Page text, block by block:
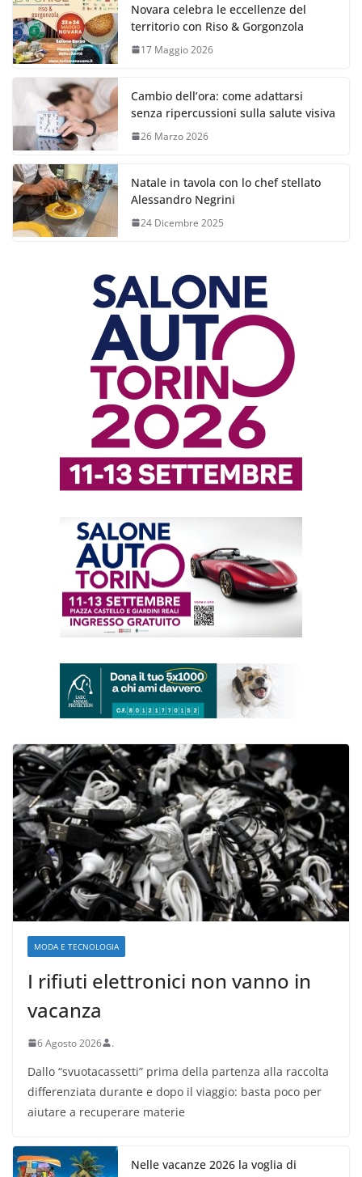
Novara celebra le eccellenze del
territorio con Riso & Gorgonzola
17 Maggio 2026
Cambio dell’ora: come adattarsi
senza ripercussioni sulla salute visiva
26 Marzo 2026
Natale in tavola con lo chef stellato
Alessandro Negrini
24 Dicembre 2025
MODA E TECNOLOGIA
I rifiuti elettronici non vanno in
vacanza
6 Agosto 2026 .
Dallo “svuotacassetti” prima della partenza alla raccolta
differenziata durante e dopo il viaggio: basta poco per
aiutare a recuperare materie
Nelle vacanze 2026 la voglia di